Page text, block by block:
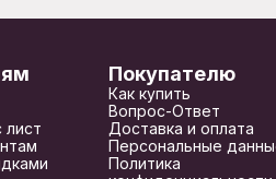
лист
Покупателю
Как купить
Вопрос-Ответ
Доставка и оплата
Персональные
Политика